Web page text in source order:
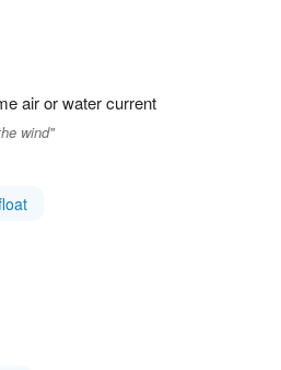
air or water current
wind"